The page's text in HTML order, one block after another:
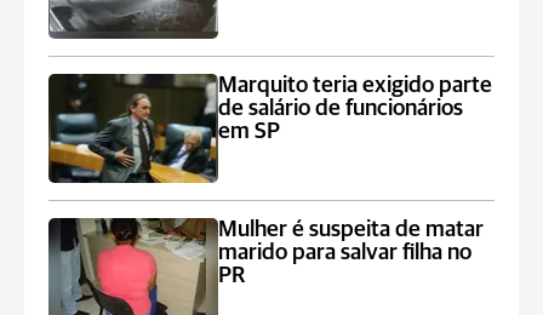
Marquito teria exigido parte
de salário de funcionários
em SP
Mulher é suspeita de matar
marido para salvar filha no
PR